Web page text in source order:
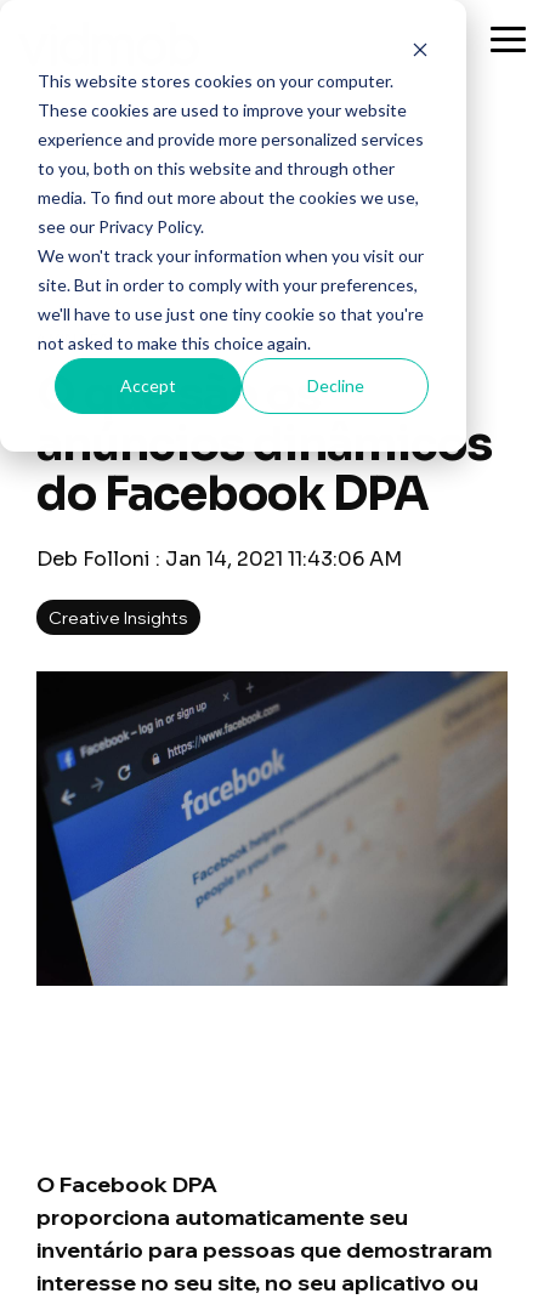
This website stores cookies on your computer.
These cookies are used to improve your website
experience and provide more personalized services
to you, both on this website and through other
media. To find out more about the cookies we use,
see our Privacy Policy.
We won't track your information when you visit our
site. But in order to comply with your preferences,
we'll have to use just one tiny cookie so that you're
not asked to make this choice again.
Accept Decline
main
content.
4 MIN READ
O que são os
anúncios dinâmicos
do Facebook DPA
Deb Folloni : Jan 14, 2021 11:43:06 AM
Creative Insights
O Facebook DPA
proporciona automaticamente seu
inventário para pessoas que demostraram
interesse no seu site, no seu aplicativo ou